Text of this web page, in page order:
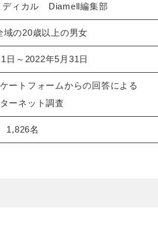
ディカル Diamell編集部
域の20歳以上の男女
日～2022年5月31日
ートフォームからの回答による
ーネット調査
1,826名